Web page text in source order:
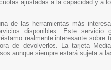
ajustadas a la capacidad y a
de las herramientas más
disponibles. Este servicio
realmente interesante sobre
de devolverlos. La tarjeta
aunque siempre estará sujeta a